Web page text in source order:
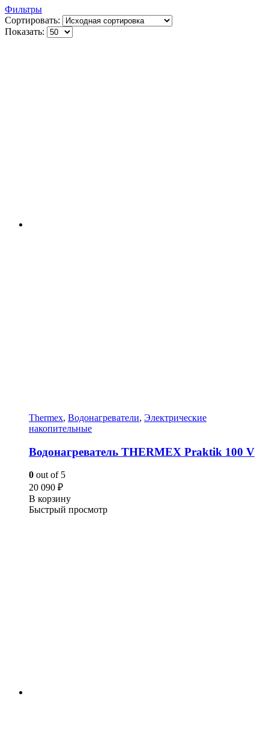
Фильтры
Сортировать:
Показать:
Thermex, Водонагреватели, Электрические
накопительные
Водонагреватель THERMEX Praktik 100 V
0 out of 5
20 090 ₽
В корзину
Быстрый просмотр